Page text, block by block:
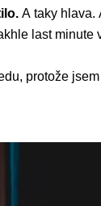
A taky hlava.
last
protože